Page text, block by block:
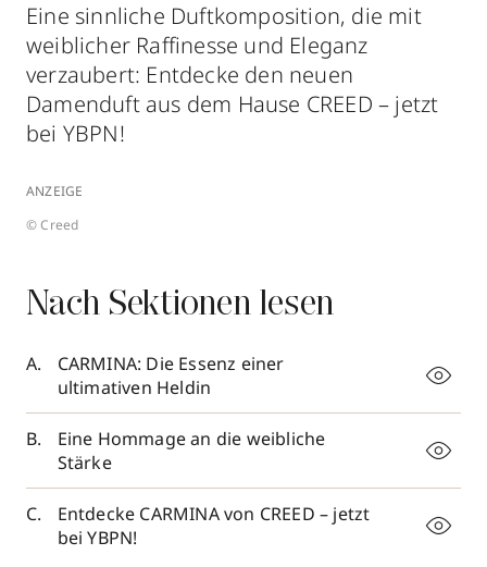
Eine sinnliche Duftkomposition, die mit
weiblicher Raffinesse und Eleganz
verzaubert: Entdecke den neuen
Damenduft aus dem Hause CREED – jetzt
bei YBPN!
ANZEIGE
© Creed
Nach Sektionen lesen
CARMINA: Die Essenz einer
ultimativen Heldin
Eine Hommage an die weibliche
Stärke
Entdecke CARMINA von CREED – jetzt
bei YBPN!